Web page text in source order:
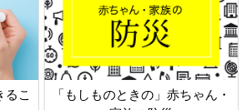
のときの」赤ちゃん・
日本外来小